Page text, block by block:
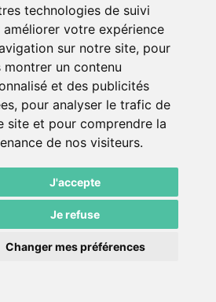
technologies de suivi
améliorer votre expérience
sur notre site, pour
montrer un contenu
et des publicités
pour analyser le trafic de
site et pour comprendre la
de nos visiteurs.
J'accepte
Je refuse
Changer mes préférences